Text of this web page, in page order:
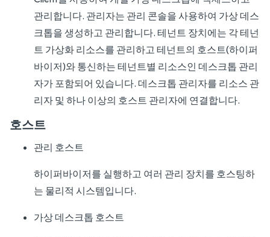
관리합니다. 관리자는 관리 콘솔을 사용하여 가상 데스
크톱을 생성하고 관리합니다. 테넌트 장치에는 각 테넌
트 가상화 리소스를 관리하고 테넌트의 호스트(하이퍼
바이저)와 통신하는 테넌트별 리소스인 데스크톱 관리
자가 포함되어 있습니다. 데스크톱 관리자를 리소스 관
리자 및 하나 이상의 호스트 관리자에 연결합니다.
호스트
관리 호스트
하이퍼바이저를 실행하고 여러 관리 장치를 호스팅하
는 물리적 시스템입니다.
가상 데스크톱 호스트